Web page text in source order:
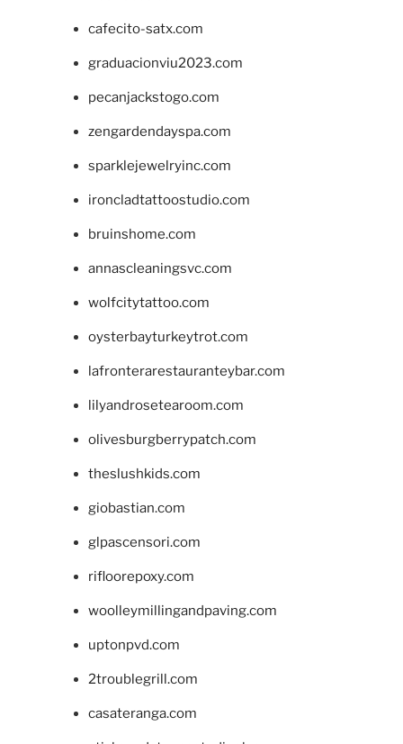
cafecito-satx.com
graduacionviu2023.com
pecanjackstogo.com
zengardendayspa.com
sparklejewelryinc.com
ironcladtattoostudio.com
bruinshome.com
annascleaningsvc.com
wolfcitytattoo.com
oysterbayturkeytrot.com
lafronterarestauranteybar.com
lilyandrosetearoom.com
olivesburgberrypatch.com
theslushkids.com
giobastian.com
glpascensori.com
rifloorepoxy.com
woolleymillingandpaving.com
uptonpvd.com
2troublegrill.com
casateranga.com